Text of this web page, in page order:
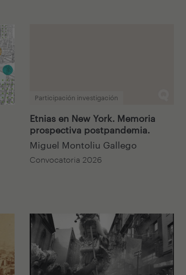
Participación investigación
Etnias en New York. Memoria
prospectiva postpandemia.
Miguel Montoliu Gallego
Convocatoria 2026